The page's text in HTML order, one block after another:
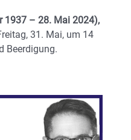
1937 – 28. Mai 2024),
31. Mai, um 14
Beerdigung.